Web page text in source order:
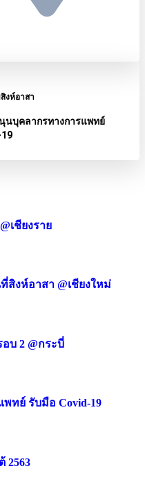
งห์อาสา
นบุคลากรทางการแพทย์
เชียงราย
สิงห์อาสา @เชียงใหม่
อบ 2 @กระบี่
ทย์ รับมือ Covid-19
2563